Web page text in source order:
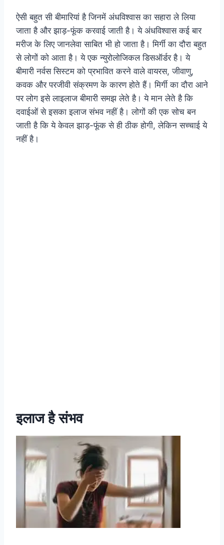
ऐसी बहुत सी बीमारियां है जिनमें अंधविश्वास का सहारा ले लिया
जाता है और झाड़-फूंक करवाई जाती है। ये अंधविश्वास कई बार
मरीज के लिए जानलेवा साबित भी हो जाता है। मिर्गी का दौरा बहुत
से लोगों को आता है। ये एक न्युरोलोजिकल डिसऑर्डर है। ये
बीमारी नर्वस सिस्टम को प्रभावित करने वाले वायरस, जीवाणु,
कवक और परजीवी संक्रमण के कारण होते हैं। मिर्गी का दौरा आने
पर लोग इसे लाइलाज बीमारी समझ लेते है। ये मान लेते है कि
दवाईओं से इसका इलाज संभव नहीं है। लोगों की एक सोच बन
जाती है कि ये केवल झाड़-फूंक से ही ठीक होगी, लेकिन सच्चाई ये
नहीं है।
इलाज है संभव